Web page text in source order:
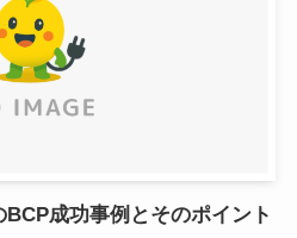
成功事例とそのポイント